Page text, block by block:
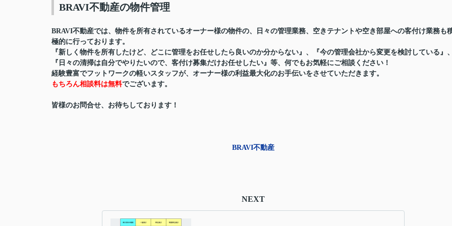
BRAVI不動産の物件管理
BRAVI不動産では、物件を所有されているオーナー様の物件の、日々の管理業務、空きテナントや空き部屋への客付け業務も
極的に行っております。
『新しく物件を所有したけど、どこに管理をお任せしたら良いのか分からない』、『今の管理会社から変更を検討している』
『日々の清掃は自分でやりたいので、客付け募集だけお任せしたい』等、何でもお気軽にご相談ください！
経験豊富でフットワークの軽いスタッフが、オーナー様の利益最大化のお手伝いをさせていただきます。
もちろん相談料は無料でございます。
皆様のお問合せ、お待ちしております！
BRAVI不動産
NEXT